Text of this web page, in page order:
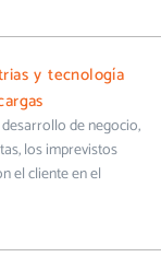
y tecnología
de negocio,
los imprevistos
el cliente en el